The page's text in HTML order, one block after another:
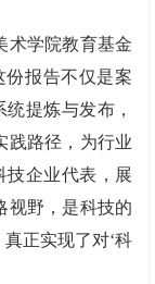
术学院教育基金
份报告不仅是案
提炼与发布，
践路径，为行业
技企业代表，展
视野，是科技的
正实现了对‘科